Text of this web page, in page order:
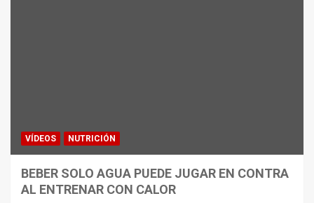
VÍDEOS NUTRICIÓN
BEBER SOLO AGUA PUEDE JUGAR EN CONTRA
AL ENTRENAR CON CALOR